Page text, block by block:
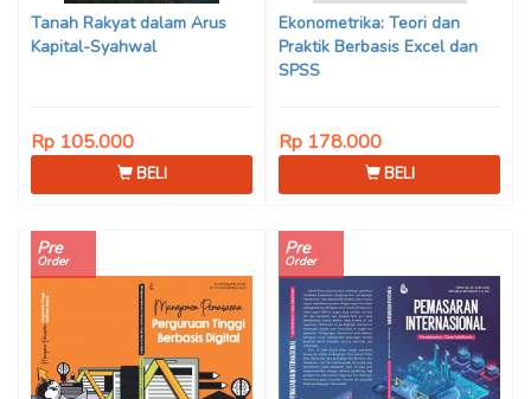
Tanah Rakyat dalam Arus
Kapital-Syahwal
Rp 105.000
BELI
Ekonometrika: Teori dan
Praktik Berbasis Excel dan
SPSS
Rp 178.000
BELI
Pre
Order
Pre
Order